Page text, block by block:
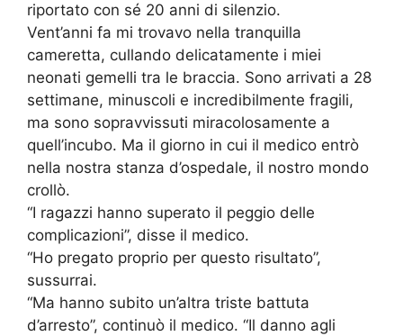
riportato con sé 20 anni di silenzio.
Vent’anni fa mi trovavo nella tranquilla
cameretta, cullando delicatamente i miei
neonati gemelli tra le braccia. Sono arrivati a 28
settimane, minuscoli e incredibilmente fragili,
ma sono sopravvissuti miracolosamente a
quell’incubo. Ma il giorno in cui il medico entrò
nella nostra stanza d’ospedale, il nostro mondo
crollò.
“I ragazzi hanno superato il peggio delle
complicazioni”, disse il medico.
“Ho pregato proprio per questo risultato”,
sussurrai.
“Ma hanno subito un’altra triste battuta
d’arresto”, continuò il medico. “Il danno agli